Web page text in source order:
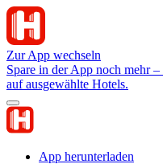
Zur App wechseln
Spare in der App noch mehr
auf ausgewählte Hotels.
App herunterladen